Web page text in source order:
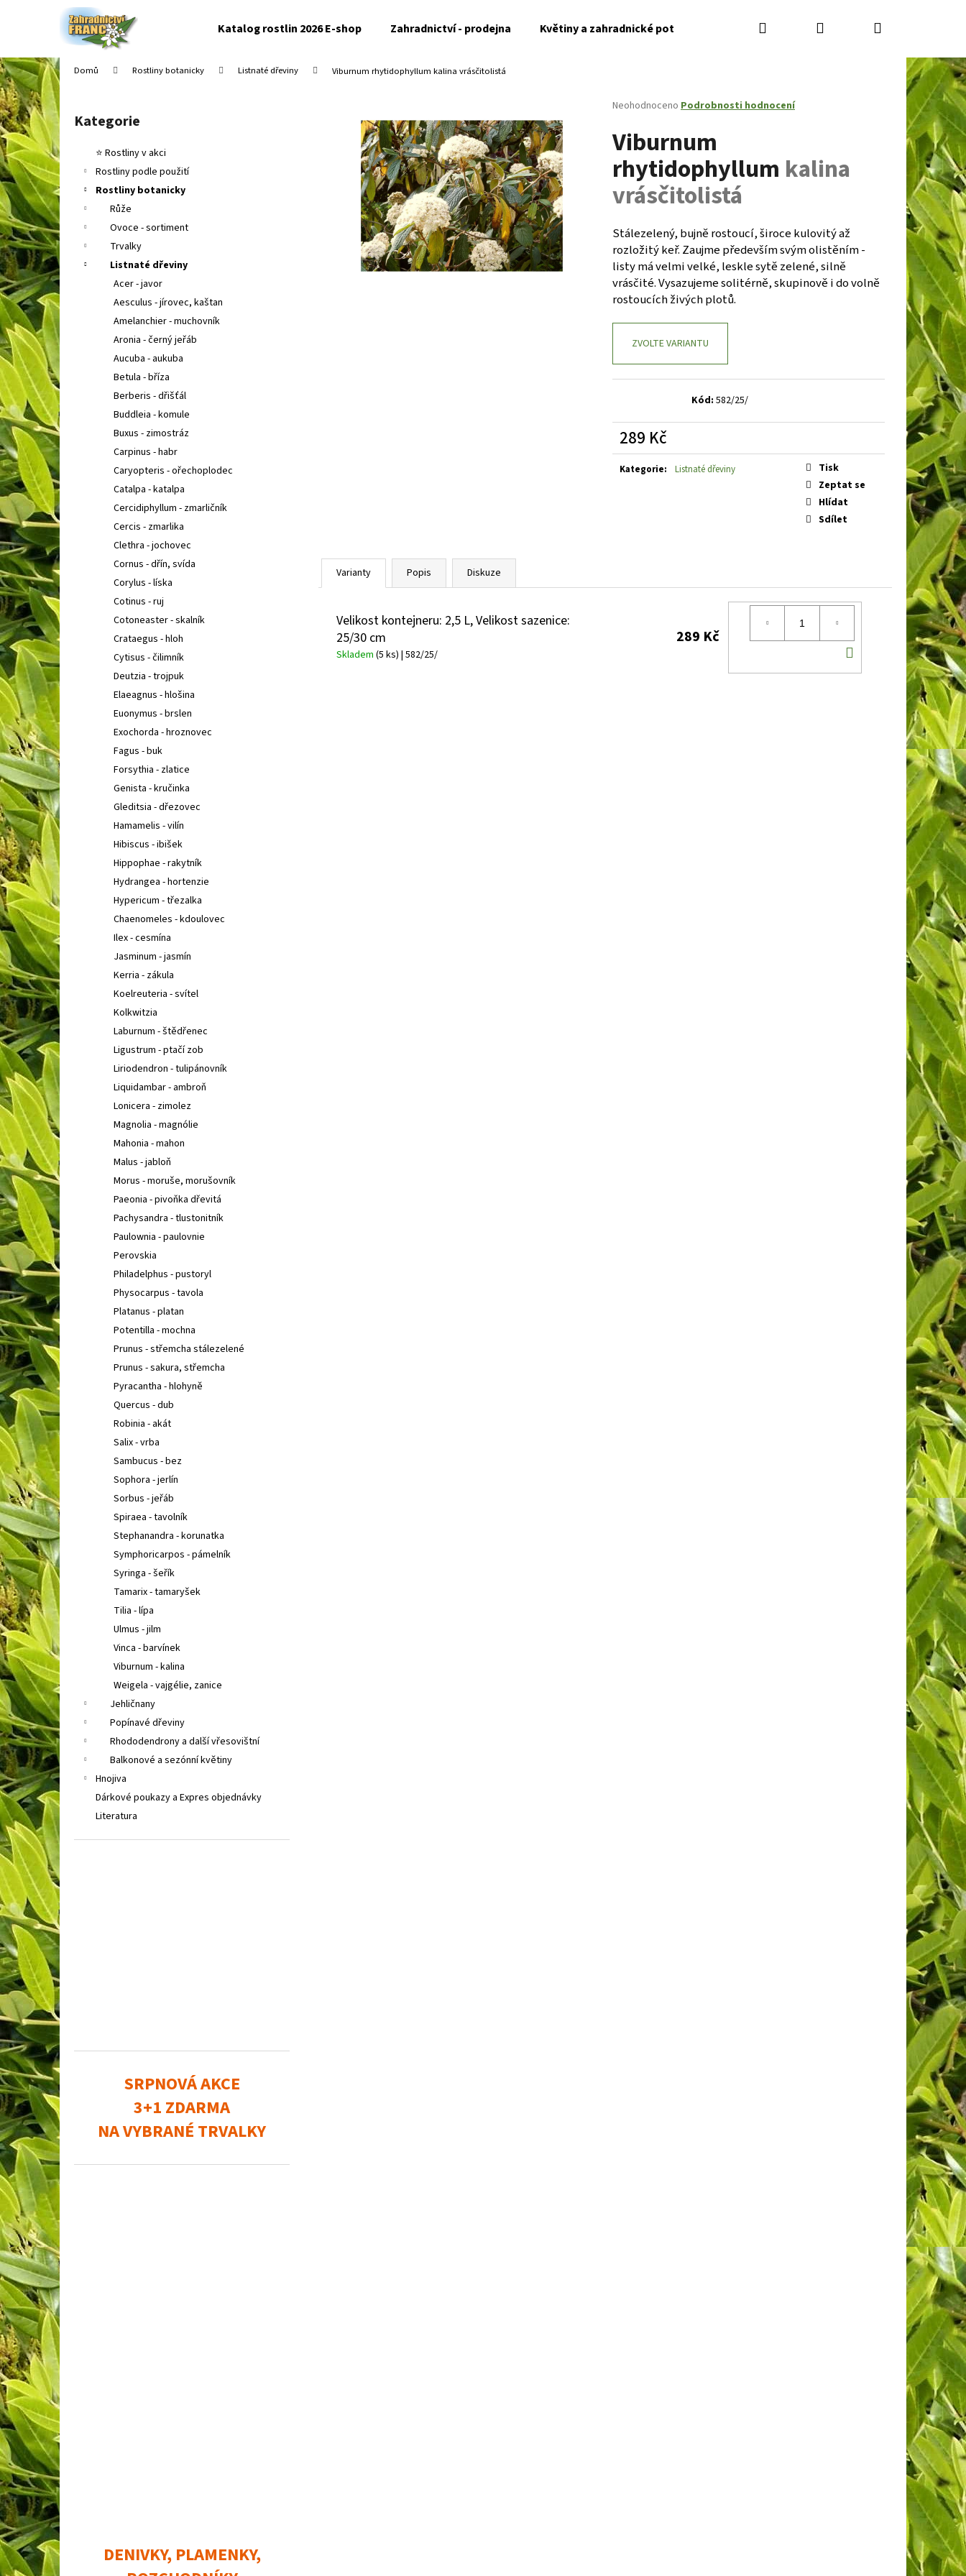
Katalog rostlin 2026 E-shop Zahradnictví - prodejna Květiny a zahradnické potřeby Kontakty Jak nakupovat
Hledat PřihlášeníNákupní
košík
Domů Rostliny botanicky Listnaté dřeviny Viburnum rhytidophyllum kalina vrásčitolistá
P
o
s
t
r
a
n
n
í
p
a
n
e
l
Přeskočit
kategorie
Kategorie
⭐ Rostliny v akci
Rostliny podle použití
Rostliny botanicky
Růže
Ovoce - sortiment
Trvalky
Listnaté dřeviny
Acer - javor
Aesculus - jírovec, kaštan
Amelanchier - muchovník
Aronia - černý jeřáb
Aucuba - aukuba
Betula - bříza
Berberis - dřišťál
Buddleia - komule
Buxus - zimostráz
Carpinus - habr
Caryopteris - ořechoplodec
Catalpa - katalpa
Cercidiphyllum - zmarličník
Cercis - zmarlika
Clethra - jochovec
Cornus - dřín, svída
Corylus - líska
Cotinus - ruj
Cotoneaster - skalník
Crataegus - hloh
Cytisus - čilimník
Deutzia - trojpuk
Elaeagnus - hlošina
Euonymus - brslen
Exochorda - hroznovec
Fagus - buk
Forsythia - zlatice
Genista - kručinka
Gleditsia - dřezovec
Hamamelis - vilín
Hibiscus - ibišek
Hippophae - rakytník
Hydrangea - hortenzie
Hypericum - třezalka
Chaenomeles - kdoulovec
Ilex - cesmína
Jasminum - jasmín
Kerria - zákula
Koelreuteria - svítel
Kolkwitzia
Laburnum - štědřenec
Ligustrum - ptačí zob
Liriodendron - tulipánovník
Liquidambar - ambroň
Lonicera - zimolez
Magnolia - magnólie
Mahonia - mahon
Malus - jabloň
Morus - moruše, morušovník
Paeonia - pivoňka dřevitá
Pachysandra - tlustonitník
Paulownia - paulovnie
Perovskia
Philadelphus - pustoryl
Physocarpus - tavola
Platanus - platan
Potentilla - mochna
Prunus - střemcha stálezelené
Prunus - sakura, střemcha
Pyracantha - hlohyně
Quercus - dub
Robinia - akát
Salix - vrba
Sambucus - bez
Sophora - jerlín
Sorbus - jeřáb
Spiraea - tavolník
Stephanandra - korunatka
Symphoricarpos - pámelník
Syringa - šeřík
Tamarix - tamaryšek
Tilia - lípa
Ulmus - jilm
Vinca - barvínek
Viburnum - kalina
Weigela - vajgélie, zanice
Jehličnany
Popínavé dřeviny
Rhododendrony a další vřesovištní
Balkonové a sezónní květiny
Hnojiva
Dárkové poukazy a Expres objednávky
Literatura
SRPNOVÁ AKCE
3+1 ZDARMA
NA VYBRANÉ TRVALKY
DENIVKY, PLAMENKY,
Průměrné
produktu
je
0,0
z
hvězdiček.
Neohodnoceno Podrobnosti hodnocení
Viburnum
rhytidophyllum kalina
vrásčitolistá
Stálezelený, bujně rostoucí, široce kulovitý až
rozložitý keř. Zaujme především svým olistěním -
listy má velmi velké, leskle sytě zelené, silně
vrásčité. Vysazujeme solitérně, skupinově i do volně
rostoucích živých plotů.
ZVOLTE VARIANTU
Kód: 582/25/
289 Kč
Měrná
cena:
Kategorie: Listnaté dřeviny
Tisk
Zeptat se
Hlídat
Sdílet
Varianty Popis Diskuze
Velikost kontejneru: 2,5 L, Velikost sazenice:
25/30 cm
Skladem (5 ks) | 582/25/
289 Kč
KOŠÍKU
í
k
Zpět
do
obchodu
Zpět
do
obchodu
Co potřebujete najít?
HLEDAT
Doporučujeme
Následující
SEDUM TELEPHIUM SEDUCTION CHERRY
CHOCOLATEROZCHODNÍK NACHOVÝ
HEMEROCALLIS X BAKABANADENIVKA